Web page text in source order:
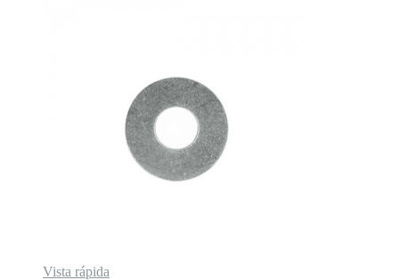
Vista rápida